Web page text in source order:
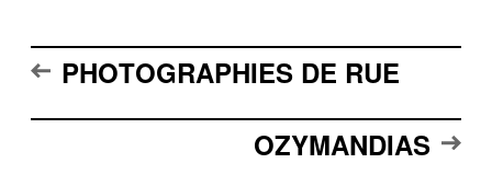
PHOTOGRAPHIES DE RUE
OZYMANDIAS